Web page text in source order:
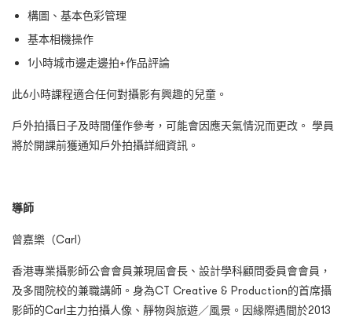
構圖、基本色彩管理
基本相機操作
1小時城市邊走邊拍+作品評論
此6小時課程適合任何對攝影有興趣的兒童。
戶外拍攝日子及時間僅作參考，可能會因應天氣情況而更改。 學員
將於開課前獲通知戶外拍攝詳細資訊。
導師
曾嘉樂（Carl）
香港專業攝影師公會會員兼現屆會長、設計學科顧問委員會會員，
及多間院校的兼職講師。身為CT Creative & Production的首席攝
影師的Carl主力拍攝人像、靜物與旅遊／風景。因緣際遇間於2013